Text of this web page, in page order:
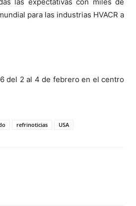
para las industrias HVACR a
del 2 al 4 de febrero en el centro
refrinoticias USA